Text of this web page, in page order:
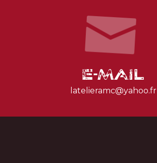
E-mail
latelieramc@yahoo.fr